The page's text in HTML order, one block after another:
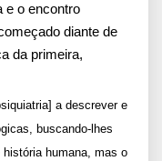
e o encontro
diante de
da primeira,
a descrever e
buscando-lhes
humana, mas o